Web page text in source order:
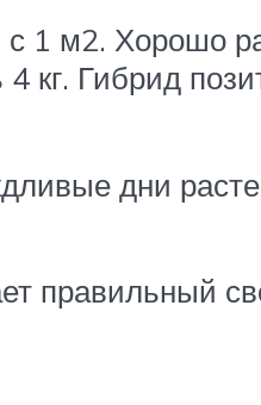
с 1 м2. Хорошо
кг. Гибрид
дни
правильный